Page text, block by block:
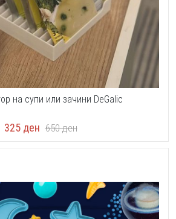
на супи или зачини DeGalic
325 ден 650ден